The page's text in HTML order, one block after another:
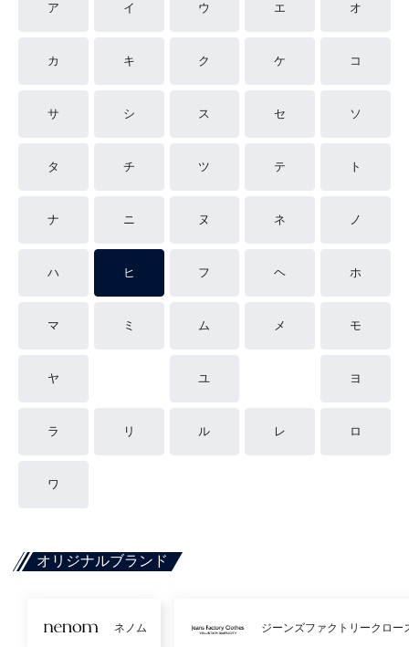
ア イ ウ エ オ
カ キ ク ケ コ
サ シ ス セ ソ
タ チ ツ テ ト
ナ ニ ヌ ネ ノ
ハ ヒ フ ヘ ホ
マ ミ ム メ モ
ヤ ユ ヨ
ラ リ ル レ ロ
ワ
オリジナルブランド
ネノム ジーンズファクトリークロー